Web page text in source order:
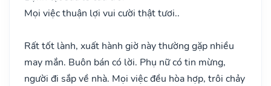
Mọi việc thuận lợi vui cười thật tươi..
Rất tốt lành, xuất hành giờ này thường gặp nhiều
may mắn. Buôn bán có lời. Phụ nữ có tin mừng,
người đi sắp về nhà. Mọi việc đều hòa hợp, trôi chảy